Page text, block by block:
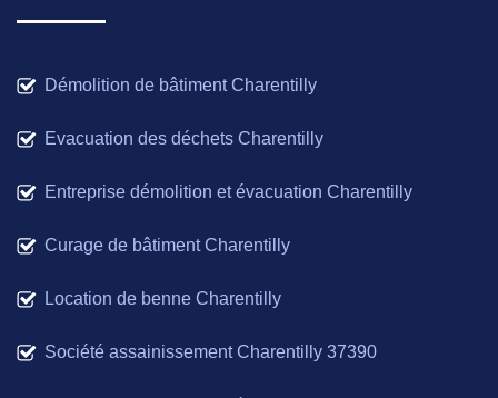
Démolition de bâtiment Charentilly
Evacuation des déchets Charentilly
Entreprise démolition et évacuation Charentilly
Curage de bâtiment Charentilly
Location de benne Charentilly
Société assainissement Charentilly 37390